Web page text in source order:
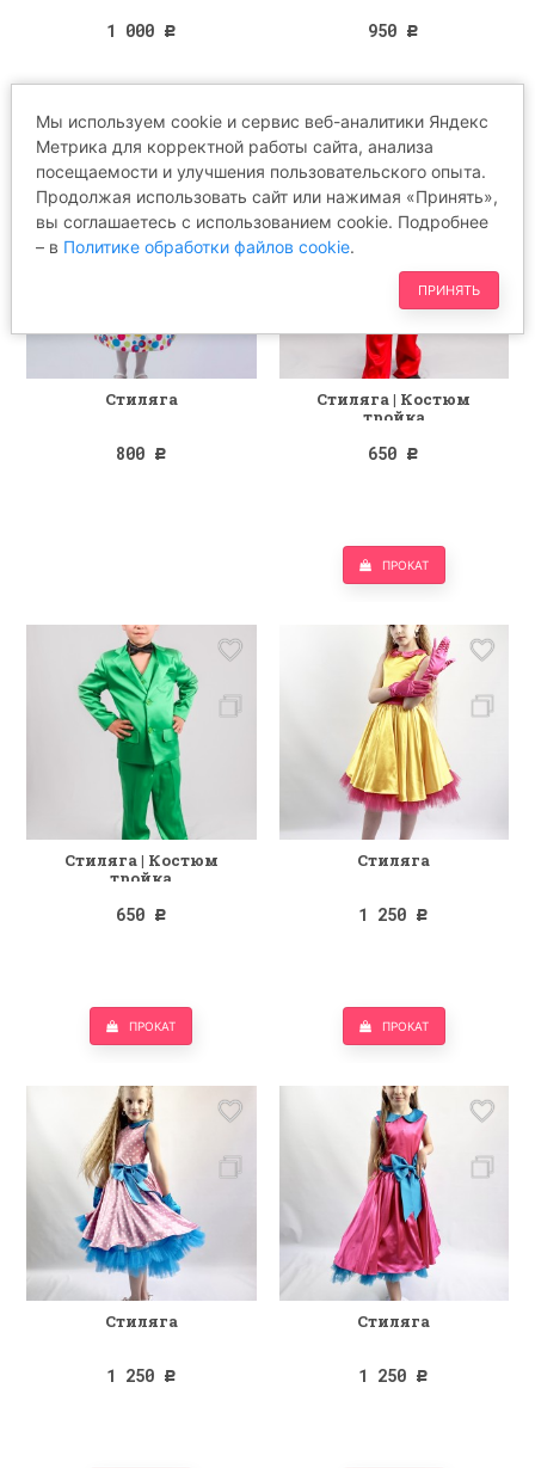
1 000 Р 950 Р
Стиляга
800 Р
Стиляга | Костюм
тройка
650 Р
ПРОКАТ
Стиляга | Костюм
тройка
650 Р
ПРОКАТ
Стиляга
1 250 Р
ПРОКАТ
Стиляга
1 250 Р
Стиляга
1 250 Р
Мы используем cookie и сервис веб-аналитики Яндекс
Метрика для корректной работы сайта, анализа
посещаемости и улучшения пользовательского опыта.
Продолжая использовать сайт или нажимая «Принять»,
вы соглашаетесь с использованием cookie. Подробнее
– в Политике обработки файлов cookie.
ПРИНЯТЬ